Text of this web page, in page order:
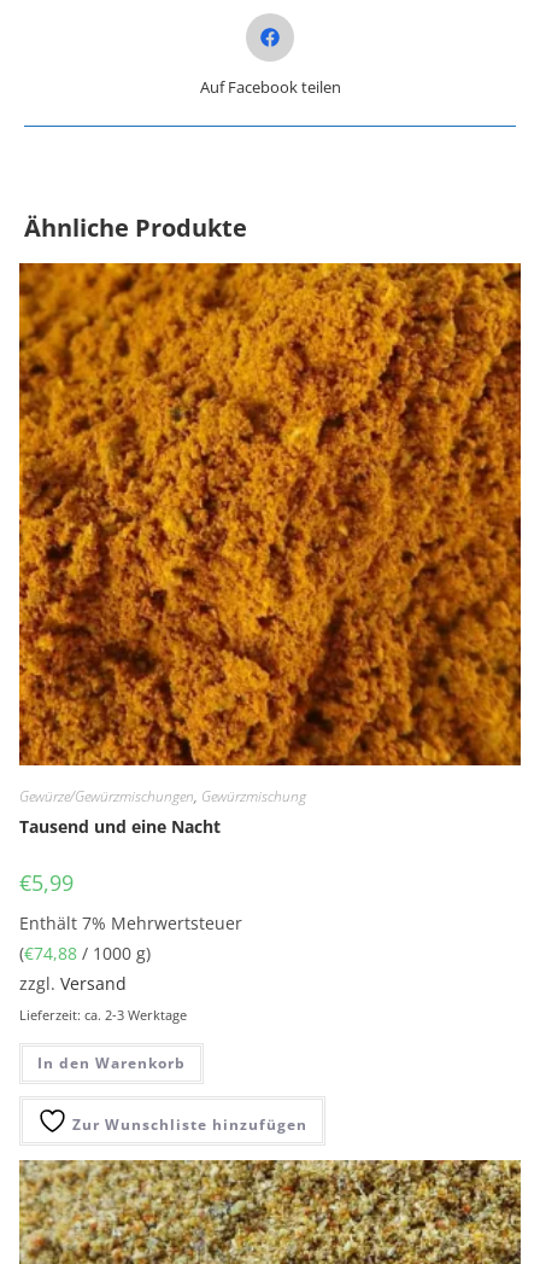
Opens in a new window
Auf Facebook teilen
Ähnliche Produkte
Gewürze/Gewürzmischungen, Gewürzmischung
Tausend und eine Nacht
€5,99
Enthält 7% Mehrwertsteuer
(€74,88 / 1000 g)
zzgl.Versand
Lieferzeit: ca. 2-3 Werktage
In den Warenkorb
Zur Wunschliste hinzufügen